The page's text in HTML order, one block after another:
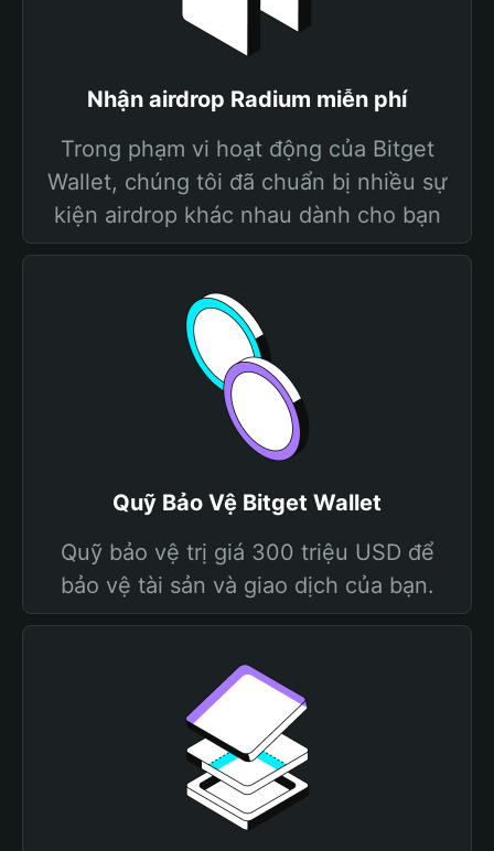
Nhận airdrop Radium miễn phí
Trong phạm vi hoạt động của Bitget
Wallet, chúng tôi đã chuẩn bị nhiều sự
kiện airdrop khác nhau dành cho bạn
Quỹ Bảo Vệ Bitget Wallet
Quỹ bảo vệ trị giá 300 triệu USD để
bảo vệ tài sản và giao dịch của bạn.